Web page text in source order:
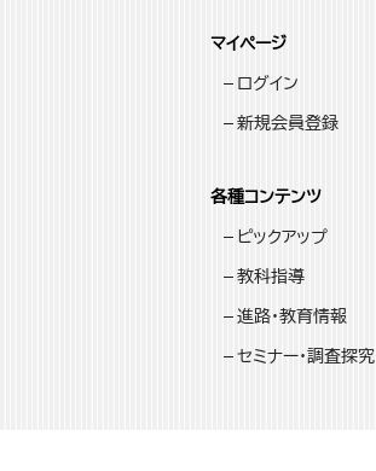
マイページ
ログイン
新規会員登録
各種コンテンツ
ピックアップ
教科指導
進路・教育情報
セミナー・調査探究